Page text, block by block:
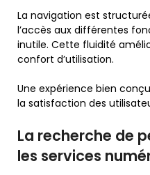
La navigation est
l’accès aux différentes
inutile. Cette fluidité
confort d’utilisation.
Une expérience bien
la satisfaction des
La recherche de
les services